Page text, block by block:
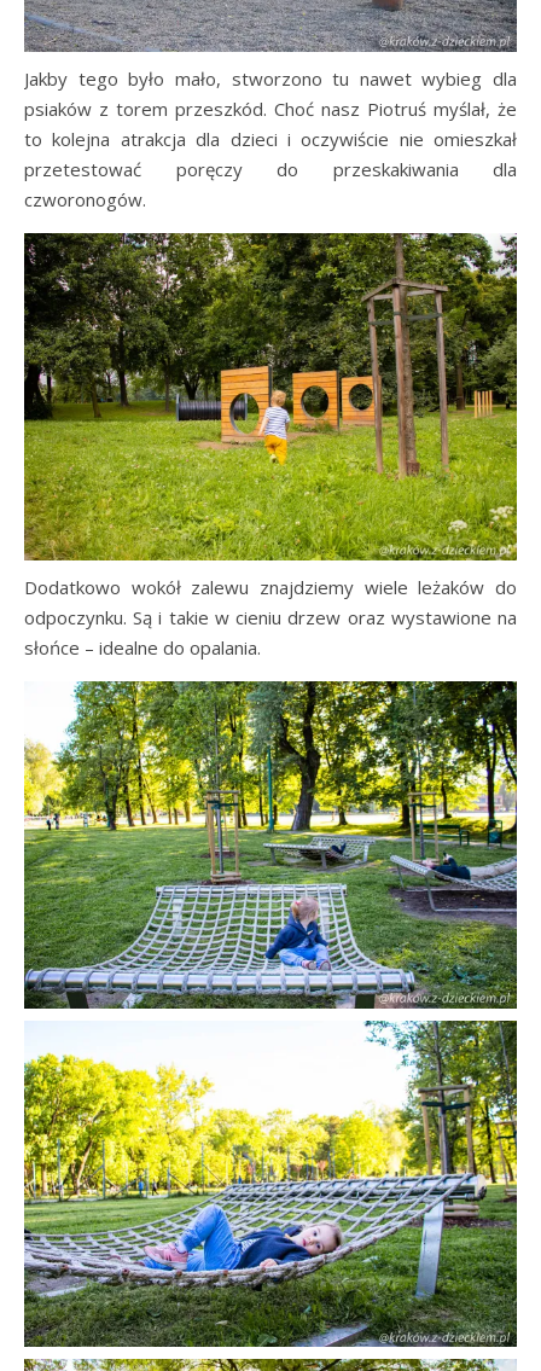
Jakby tego było mało, stworzono tu nawet wybieg dla
psiaków z torem przeszkód. Choć nasz Piotruś myślał, że
to kolejna atrakcja dla dzieci i oczywiście nie omieszkał
przetestować poręczy do przeskakiwania dla
czworonogów.
Dodatkowo wokół zalewu znajdziemy wiele leżaków do
odpoczynku. Są i takie w cieniu drzew oraz wystawione na
słońce – idealne do opalania.